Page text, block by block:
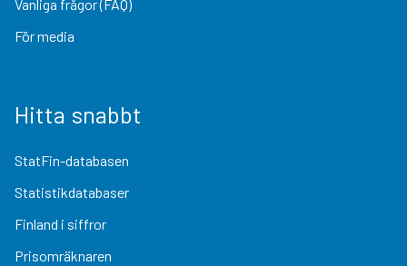
Vanliga frågor (FAQ)
För media
Hitta snabbt
StatFin-databasen
Statistikdatabaser
Finland i siffror
Prisomräknaren